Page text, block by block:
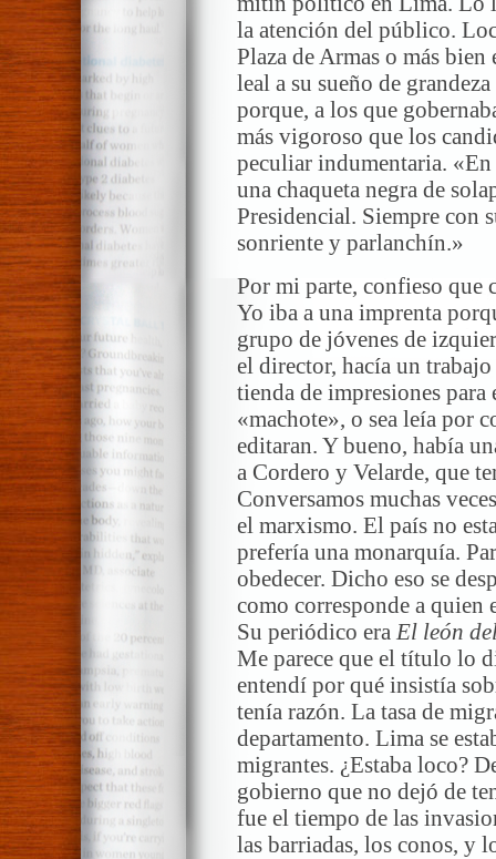
la atención del público.
Plaza de Armas o más
leal a su sueño de
porque, a los que
más vigoroso que los
peculiar indumentaria.
una chaqueta negra de
Presidencial. Siempre con
sonriente y parlanchín.»
Por mi parte, confieso que
Yo iba a una imprenta
grupo de jóvenes de
el director, hacía un
tienda de impresiones
«machote», o sea leía por
editaran. Y bueno, había
a Cordero y Velarde, que
Conversamos muchas
el marxismo. El país no
prefería una monarquía.
obedecer. Dicho eso se
como corresponde a quien
Su periódico era El león
Me parece que el título lo
entendí por qué insistía
tenía razón. La tasa de
departamento. Lima se
migrantes. ¿Estaba loco?
gobierno que no dejó de
fue el tiempo de las
las barriadas, los conos, y